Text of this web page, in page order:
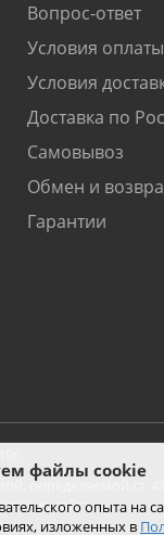
Вопрос-ответ
Условия оплаты
Условия
Доставка по
Самовывоз
Обмен и
Гарантии
определяемой ст.
сайта.
файлы cookie
опыта на
изложенных в